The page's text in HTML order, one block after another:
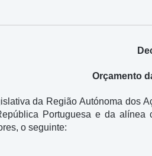
Orçamento
da Região Autónoma dos
Portuguesa e da
o seguinte: